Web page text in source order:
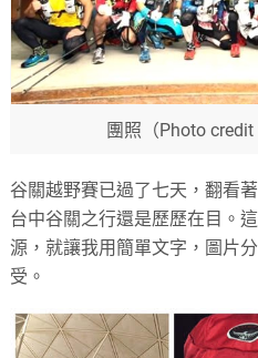
團照（Photo credit
谷關越野賽已過了七天，翻看
台中谷關之行還是歷歷在目。
源，就讓我用簡單文字，圖片
受。